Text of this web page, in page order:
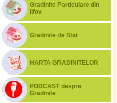
Gradinite Particulare din
Ilfov
Gradinite de Stat
HARTA GRADINITELOR
PODCAST despre
Gradinite